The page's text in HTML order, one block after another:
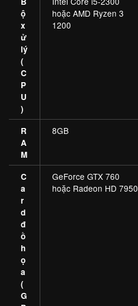
ộ
x
ử
lý
(
C
P
U
)
hoặc AMD Ryzen 3
1200
R
A
M
8GB
C
a
r
d
đ
ồ
h
ọ
a
(
G
GeForce GTX 760
hoặc Radeon HD 7950